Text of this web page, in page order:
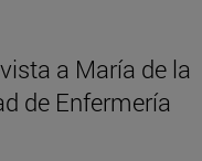
a María de la
de Enfermería